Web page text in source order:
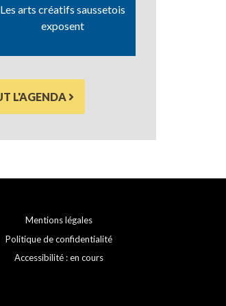
Les arts créatifs saussetois
exposent
L'AGENDA
Mentions légales
Politique de confidentialité
Accessibilité : en cours